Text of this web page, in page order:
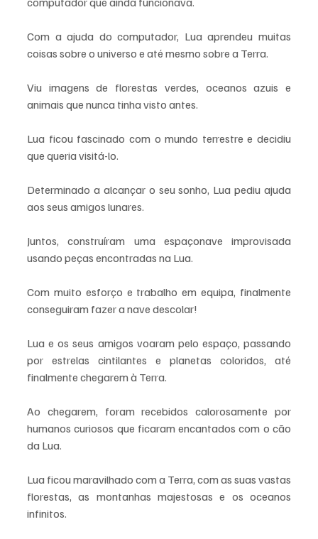
Com a ajuda do computador, Lua aprendeu muitas
coisas sobre o universo e até mesmo sobre a Terra.
Viu imagens de florestas verdes, oceanos azuis e
animais que nunca tinha visto antes.
Lua ficou fascinado com o mundo terrestre e decidiu
que queria visitá-lo.
Determinado a alcançar o seu sonho, Lua pediu ajuda
aos seus amigos lunares.
Juntos, construíram uma espaçonave improvisada
usando peças encontradas na Lua.
Com muito esforço e trabalho em equipa, finalmente
conseguiram fazer a nave descolar!
Lua e os seus amigos voaram pelo espaço, passando
por estrelas cintilantes e planetas coloridos, até
finalmente chegarem à Terra.
Ao chegarem, foram recebidos calorosamente por
humanos curiosos que ficaram encantados com o cão
da Lua.
Lua ficou maravilhado com a Terra, com as suas vastas
florestas, as montanhas majestosas e os oceanos
infinitos.